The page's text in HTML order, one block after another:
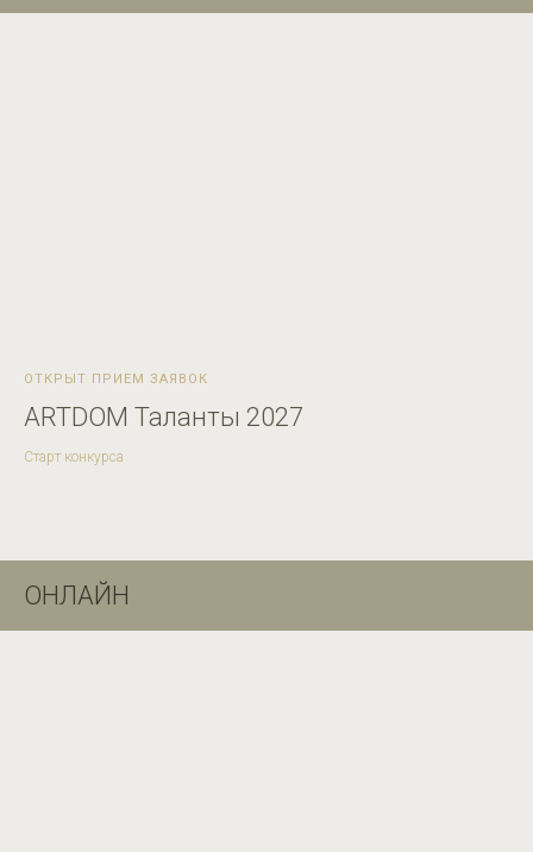
ОТКРЫТ ПРИЕМ ЗАЯВОК
ARTDOM Таланты 2027
Старт конкурса
ОНЛАЙН